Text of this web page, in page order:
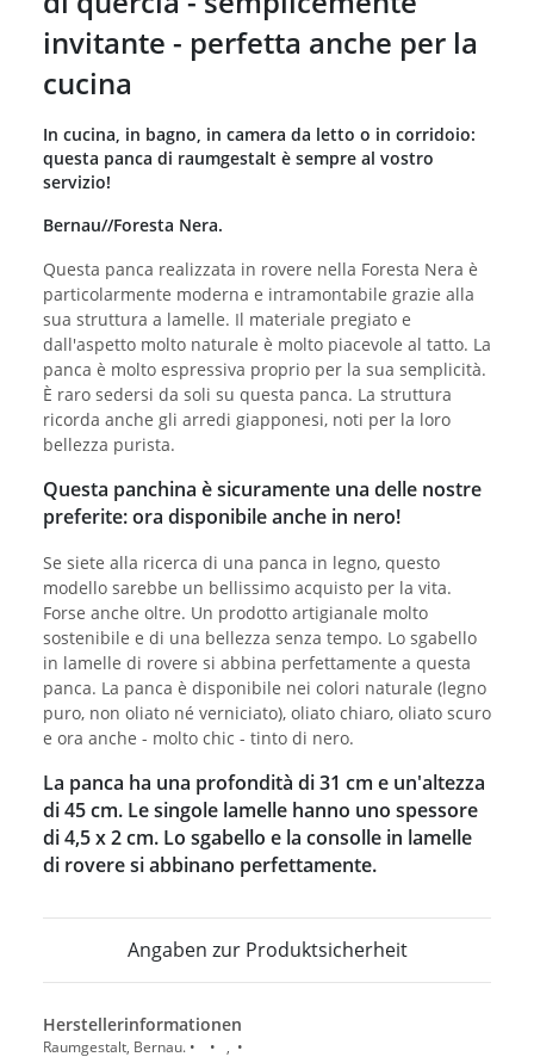
invitante - perfetta anche per la
cucina
In cucina, in bagno, in camera da letto o in corridoio:
questa panca di raumgestalt è sempre al vostro
servizio!
Bernau//Foresta Nera.
Questa panca realizzata in rovere nella Foresta Nera è
particolarmente moderna e intramontabile grazie alla
sua struttura a lamelle. Il materiale pregiato e
dall'aspetto molto naturale è molto piacevole al tatto. La
panca è molto espressiva proprio per la sua semplicità.
È raro sedersi da soli su questa panca. La struttura
ricorda anche gli arredi giapponesi, noti per la loro
bellezza purista.
Questa panchina è sicuramente una delle nostre
preferite: ora disponibile anche in nero!
Se siete alla ricerca di una panca in legno, questo
modello sarebbe un bellissimo acquisto per la vita.
Forse anche oltre. Un prodotto artigianale molto
sostenibile e di una bellezza senza tempo. Lo sgabello
in lamelle di rovere si abbina perfettamente a questa
panca. La panca è disponibile nei colori naturale (legno
puro, non oliato né verniciato), oliato chiaro, oliato scuro
e ora anche - molto chic - tinto di nero.
La panca ha una profondità di 31 cm e un'altezza
di 45 cm. Le singole lamelle hanno uno spessore
di 4,5 x 2 cm. Lo sgabello e la consolle in lamelle
di rovere si abbinano perfettamente.
Angaben zur Produktsicherheit
Herstellerinformationen
Raumgestalt, Bernau. • • , •